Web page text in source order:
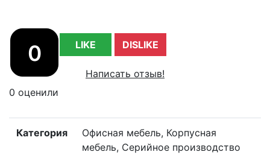
0 LIKE DISLIKE
Написать отзыв!
0 оценили
Категория
Офисная мебель, Корпусная
мебель, Серийное производство